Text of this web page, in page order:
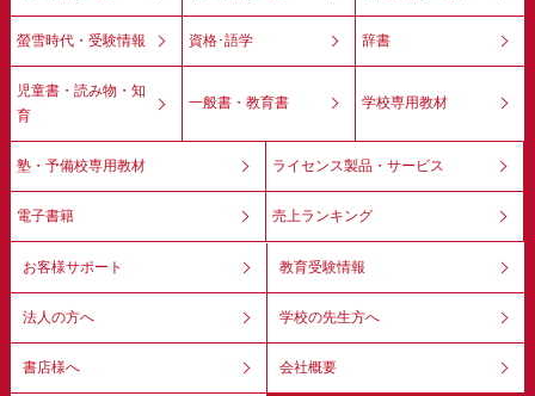
螢雪時代・受験情報 資格･語学 辞書
児童書・読み物・知
育
一般書・教育書 学校専用教材
塾・予備校専用教材 ライセンス製品・サービス
電子書籍 売上ランキング
お客様サポート 教育受験情報
法人の方へ 学校の先生方へ
書店様へ 会社概要